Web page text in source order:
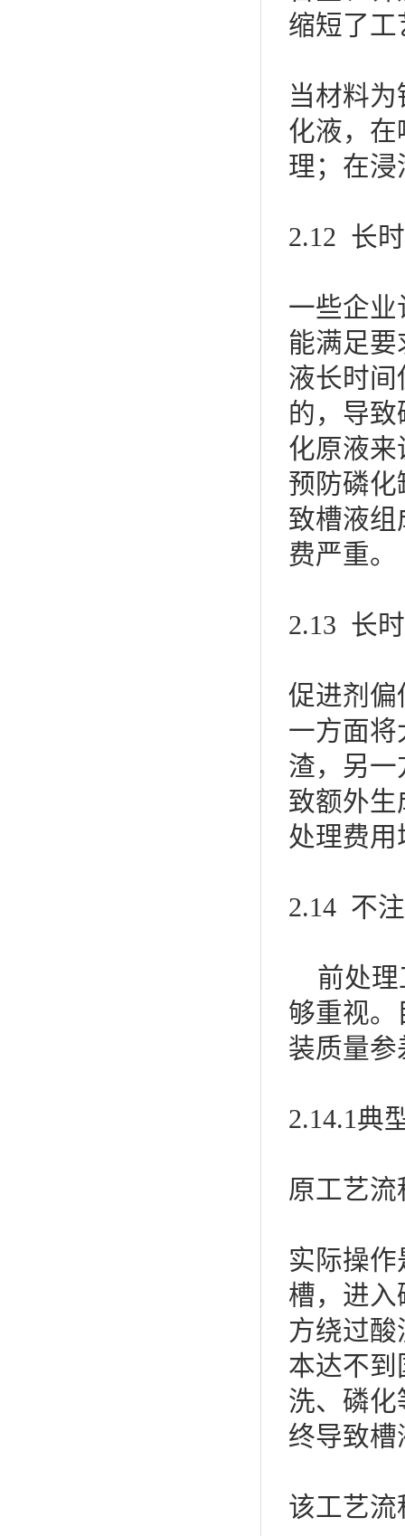
缩短了
当材料
化液，
理；在
2.12 长
一些企
能满足
液长时
的，导
化原液
预防磷
致槽液
费严重。
2.13 长
促进剂偏
一方面将
渣，另
致额外生
处理费用
2.14 不
前处理
够重视
装质量
2.14.1典
原工艺
实际操
槽，进
方绕过
本达不到
洗、磷
终导致
该工艺